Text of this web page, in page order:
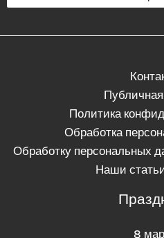
о
Политика
Обработка
Обработку персональных
Наши
8